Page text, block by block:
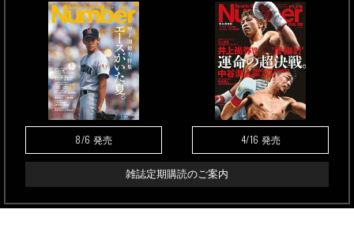
8/6 発売 4/16 発売
雑誌定期購読のご案内